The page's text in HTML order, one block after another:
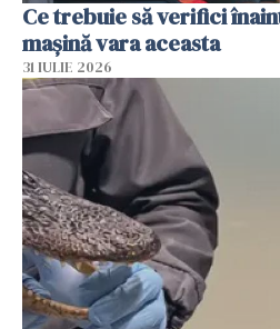
Ce trebuie să verifici
mașină vara aceasta
31 IULIE 2026